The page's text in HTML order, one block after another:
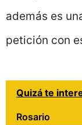
además es
petición con
Quizá te
Rosario